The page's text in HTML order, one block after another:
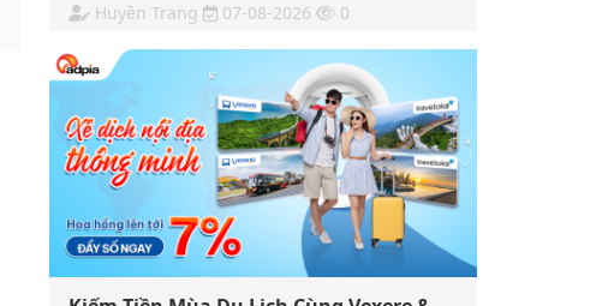
Huyền Trang 07-08-2026 0